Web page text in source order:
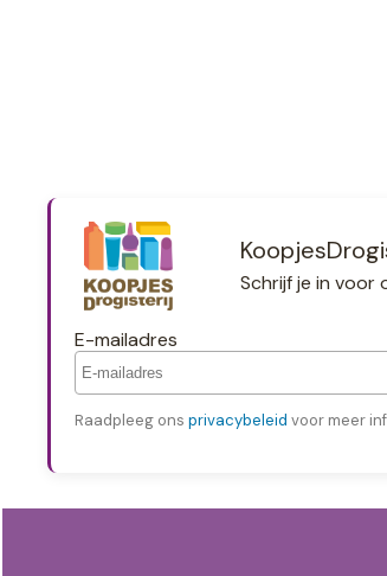
Schrijf je in voor
E-mailadres
Raadpleeg ons privacybeleid voor meer